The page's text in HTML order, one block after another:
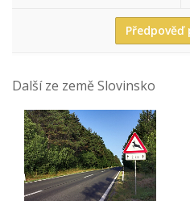
Předpověď
Další ze země Slovinsko